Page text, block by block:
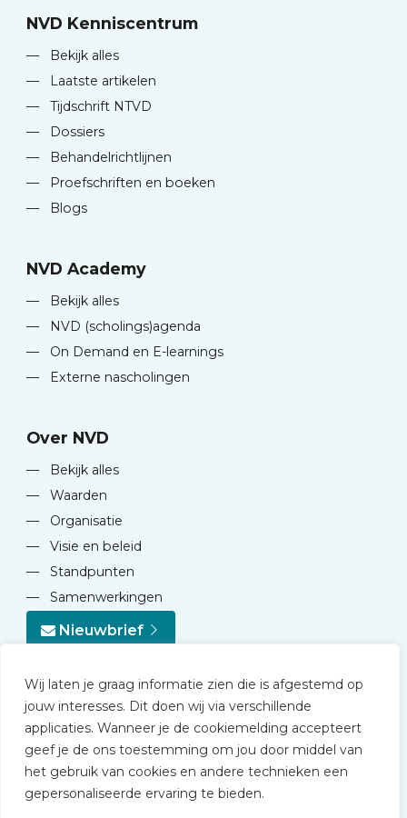
Wij laten je graag informatie zien die is afgestemd op
jouw interesses. Dit doen wij via verschillende
applicaties. Wanneer je de cookiemelding accepteert
geef je de ons toestemming om jou door middel van
het gebruik van cookies en andere technieken een
gepersonaliseerde ervaring te bieden.
NVD Kenniscentrum
—
Bekijk alles
—
Laatste artikelen
—
Tijdschrift NTVD
—
Dossiers
—
Behandelrichtlijnen
—
Proefschriften en boeken
—
Blogs
NVD Academy
—
Bekijk alles
—
NVD (scholings)agenda
—
On Demand en E-learnings
—
Externe nascholingen
Over NVD
—
Bekijk alles
—
Waarden
—
Organisatie
—
Visie en beleid
—
Standpunten
—
Samenwerkingen
Nieuwbrief
© 2026 NVD
Privacy statement
Disclaimer